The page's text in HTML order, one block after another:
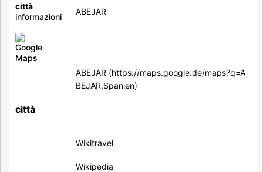
città
informazioni
ABEJAR
città
ABEJAR
Wikitravel
Wikipedia